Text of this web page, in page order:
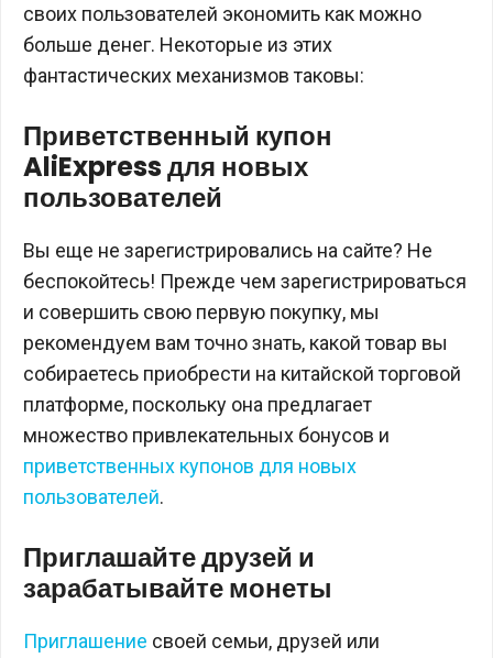
своих пользователей экономить как можно
больше денег. Некоторые из этих
фантастических механизмов таковы:
Приветственный купон
AliExpress для новых
пользователей
Вы еще не зарегистрировались на сайте? Не
беспокойтесь! Прежде чем зарегистрироваться
и совершить свою первую покупку, мы
рекомендуем вам точно знать, какой товар вы
собираетесь приобрести на китайской торговой
платформе, поскольку она предлагает
множество привлекательных бонусов и
приветственных купонов для новых
пользователей.
Приглашайте друзей и
зарабатывайте монеты
Приглашение своей семьи, друзей или